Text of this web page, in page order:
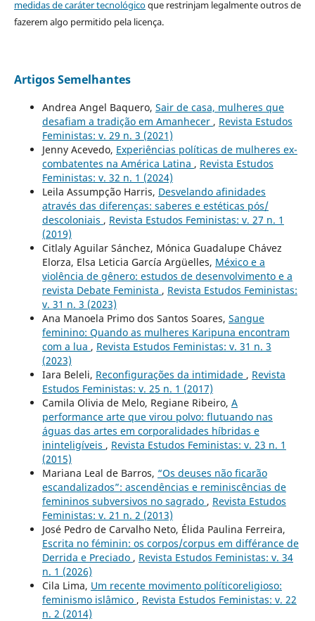
medidas de caráter tecnológicoque restrinjam legalmente outros de
fazerem algo permitido pela licença.
Artigos Semelhantes
Andrea Angel Baquero, Sair de casa, mulheres que
desafiam a tradição em Amanhecer , Revista Estudos
Feministas: v. 29 n. 3 (2021)
Jenny Acevedo, Experiências políticas de mulheres ex-
combatentes na América Latina , Revista Estudos
Feministas: v. 32 n. 1 (2024)
Leila Assumpção Harris, Desvelando afinidades
através das diferenças: saberes e estéticas pós/
descoloniais , Revista Estudos Feministas: v. 27 n. 1
(2019)
Citlaly Aguilar Sánchez, Mónica Guadalupe Chávez
Elorza, Elsa Leticia García Argüelles, México e a
violência de gênero: estudos de desenvolvimento e a
revista Debate Feminista , Revista Estudos Feministas:
v. 31 n. 3 (2023)
Ana Manoela Primo dos Santos Soares, Sangue
feminino: Quando as mulheres Karipuna encontram
com a lua , Revista Estudos Feministas: v. 31 n. 3
(2023)
Iara Beleli, Reconfigurações da intimidade , Revista
Estudos Feministas: v. 25 n. 1 (2017)
Camila Olivia de Melo, Regiane Ribeiro, A
performance arte que virou polvo: flutuando nas
águas das artes em corporalidades híbridas e
ininteligíveis , Revista Estudos Feministas: v. 23 n. 1
(2015)
Mariana Leal de Barros, “Os deuses não ficarão
escandalizados”: ascendências e reminiscências de
femininos subversivos no sagrado , Revista Estudos
Feministas: v. 21 n. 2 (2013)
José Pedro de Carvalho Neto, Élida Paulina Ferreira,
Escrita no féminin: os corpos/corpus em différance de
Derrida e Preciado , Revista Estudos Feministas: v. 34
n. 1 (2026)
Cila Lima, Um recente movimento políticoreligioso:
feminismo islâmico , Revista Estudos Feministas: v. 22
n. 2 (2014)